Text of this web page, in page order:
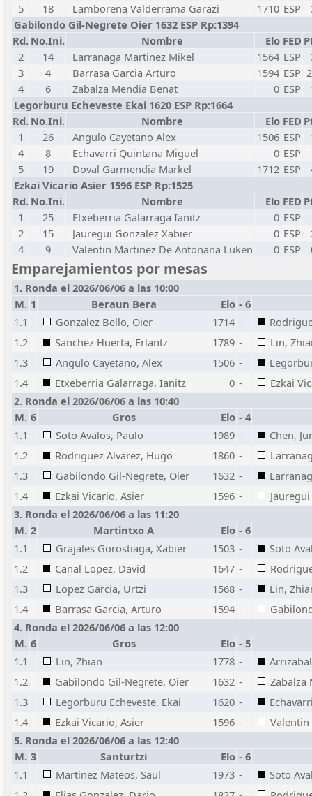
5
18 Lamborena Valderrama Garazi 1710 ESP
Gabilondo Gil-Negrete Oier 1632 ESP Rp:1394
Rd. No.Ini. Nombre Elo FED
2
14 Larranaga Martinez Mikel 1564 ESP
3
4 Barrasa Garcia Arturo 1594 ESP
4
6 Zabalza Mendia Benat 0 ESP
Legorburu Echeveste Ekai 1620 ESP Rp:1664
Rd. No.Ini. Nombre Elo FED
1
26 Angulo Cayetano Alex 1506 ESP
4
8 Echavarri Quintana Miguel 0 ESP
5
19 Doval Garmendia Markel 1712 ESP
Ezkai Vicario Asier 1596 ESP Rp:1525
Rd. No.Ini. Nombre Elo FED
1
25 Etxeberria Galarraga Ianitz 0 ESP
2
15 Jauregui Gonzalez Xabier 0 ESP
4
9 Valentin Martinez De Antonana Luken 0 ESP
Emparejamientos por mesas
1. Ronda el 2026/06/06 a las 10:00
M. 1 Beraun Bera Elo - 6
1.1
Gonzalez Bello, Oier 1714 -
1.2
Sanchez Huerta, Erlantz 1789 -
Lin,
1.3
Angulo Cayetano, Alex 1506 -
1.4
Etxeberria Galarraga, Ianitz 0 -
Ezkai
2. Ronda el 2026/06/06 a las 10:40
M. 6 Gros Elo - 4
1.1
Soto Avalos, Paulo 1989 -
Chen,
1.2
Rodriguez Alvarez, Hugo 1860 -
1.3
Gabilondo Gil-Negrete, Oier 1632 -
1.4
Ezkai Vicario, Asier 1596 -
3. Ronda el 2026/06/06 a las 11:20
M. 2 Martintxo A Elo - 6
1.1
Grajales Gorostiaga, Xabier 1503 -
Soto
1.2
Canal Lopez, David 1647 -
1.3
Lopez Garcia, Urtzi 1568 -
Lin,
1.4
Barrasa Garcia, Arturo 1594 -
4. Ronda el 2026/06/06 a las 12:00
M. 6 Gros Elo - 5
1.1
Lin, Zhian 1778 -
1.2
Gabilondo Gil-Negrete, Oier 1632 -
Zabalza
1.3
Legorburu Echeveste, Ekai 1620 -
1.4
Ezkai Vicario, Asier 1596 -
Valentin
5. Ronda el 2026/06/06 a las 12:40
M. 3 Santurtzi Elo - 6
1.1
Martinez Mateos, Saul 1973 -
Soto